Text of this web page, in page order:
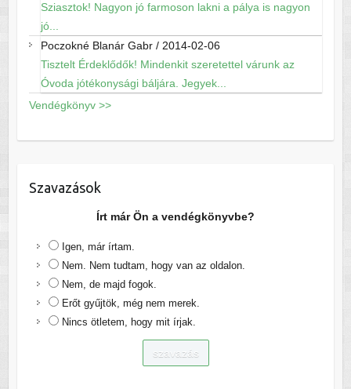
Sziasztok! Nagyon jó farmoson lakni a pálya is nagyon
jó...
Poczokné Blanár Gabr/ 2014-02-06
Tisztelt Érdeklődők! Mindenkit szeretettel várunk az
Óvoda jótékonysági báljára. Jegyek...
Vendégkönyv >>
Szavazások
Írt már Ön a vendégkönyvbe?
Igen, már írtam.
Nem. Nem tudtam, hogy van az oldalon.
Nem, de majd fogok.
Erőt gyűjtök, még nem merek.
Nincs ötletem, hogy mit írjak.